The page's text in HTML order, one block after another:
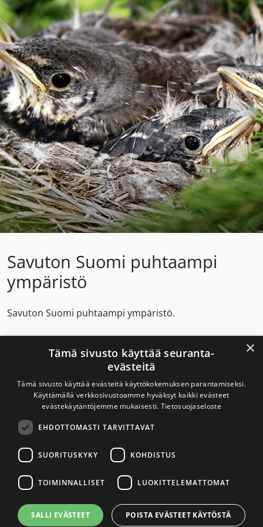
Savuton Suomi puhtaampi
ympäristö
Savuton Suomi puhtaampi ympäristö.
jätettä vuosittain.
Ympäristön suojelu on hyvä syy savuttomuuteen.
Savuton Suomi 2030
Savuton Suomi 2030 -verkoston toiminnan
tavoitteena on tupakaton ja nikotiiniton Suomi.
Yhteystiedot
×
Tämä sivusto käyttää seuranta-
evästeitä
Tämä sivusto käyttää evästeitä käyttökokemuksen parantamiseksi.
Käyttämällä verkkosivustoamme hyväksyt kaikki evästeet
evästekäytäntöjemme mukaisesti. Tietosuojaseloste
EHDOTTOMASTI TARVITTAVAT
SUORITUSKYKY KOHDISTUS
TOIMINNALLISET LUOKITTELEMATTOMAT
SALLI EVÄSTEET POISTA EVÄSTEET KÄYTÖSTÄ